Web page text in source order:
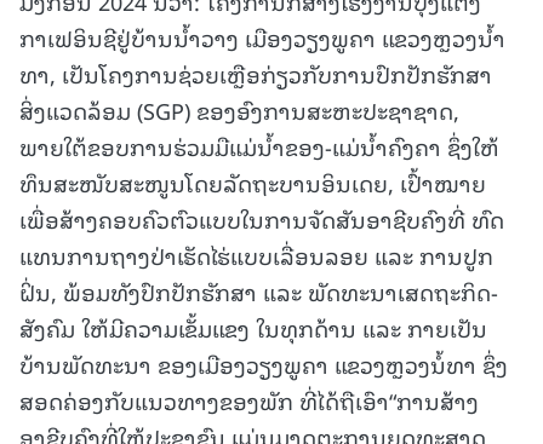
ກາເຟອິນຊີຢູ່ບ້ານນ້ຳວາງ ເມືອງວຽງພູຄາ ແຂວງຫຼວງນ້ຳ
ທາ, ເປັນໂຄງການຊ່ວຍເຫຼືອກ່ຽວກັບການປົກປັກຮັກສາ
ສິ່ງແວດລ້ອມ (SGP) ຂອງອົງການສະຫະປະຊາຊາດ,
ພາຍໃຕ້ຂອບການຮ່ວມມືແມ່ນ້ຳຂອງ-ແມ່ນ້ຳຄົງຄາ ຊຶ່ງໃຫ້
ທຶນສະໜັບສະໜູນໂດຍລັດຖະບານອິນເດຍ, ເປົ້າໝາຍ
ເພື່ອສ້າງຄອບຄົວຕົວແບບໃນການຈັດສັນອາຊີບຄົງທີ່ ທົດ
ແທນການຖາງປ່າເຮັດໄຮ່ແບບເລື່ອນລອຍ ແລະ ການປູກ
ຝິ່ນ, ພ້ອມທັງປົກປັກຮັກສາ ແລະ ພັດທະນາເສດຖະກິດ-
ສັງຄົມ ໃຫ້ມີຄວາມເຂັ້ມແຂງ ໃນທຸກດ້ານ ແລະ ກາຍເປັນ
ບ້ານພັດທະນາ ຂອງເມືອງວຽງພູຄາ ແຂວງຫຼວງນໍ້ທາ ຊຶ່ງ
ສອດຄ່ອງກັບແນວທາງຂອງພັກ ທີ່ໄດ້ຖືເອົາ“ການສ້າງ
ອາຊີບຄົງທີ່ໃຫ້ປະຊາຊົນ ແມ່ນມາດຕະການຍຸດທະສາດ